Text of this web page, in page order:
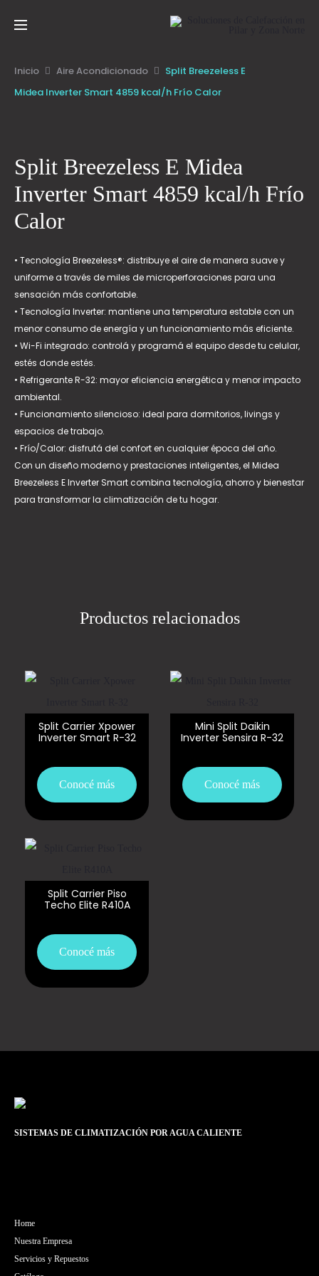
Inicio Aire Acondicionado
Split Breezeless E
Midea Inverter Smart 4859 kcal/h Frío Calor
Split Breezeless E Midea
Inverter Smart 4859 kcal/h Frío
Calor
• Tecnología Breezeless®: distribuye el aire de manera suave y
uniforme a través de miles de microperforaciones para una
sensación más confortable.
• Tecnología Inverter: mantiene una temperatura estable con un
menor consumo de energía y un funcionamiento más eficiente.
• Wi-Fi integrado: controlá y programá el equipo desde tu celular,
estés donde estés.
• Refrigerante R-32: mayor eficiencia energética y menor impacto
ambiental.
• Funcionamiento silencioso: ideal para dormitorios, livings y
espacios de trabajo.
• Frío/Calor: disfrutá del confort en cualquier época del año.
Con un diseño moderno y prestaciones inteligentes, el Midea
Breezeless E Inverter Smart combina tecnología, ahorro y bienestar
para transformar la climatización de tu hogar.
Productos relacionados
Conocé más
Split Carrier Xpower
Inverter Smart R-32
Conocé más
Mini Split Daikin
Inverter Sensira R-32
Conocé más
Split Carrier Piso
Techo Elite R410A
SISTEMAS DE CLIMATIZACIÓN POR AGUA CALIENTE
Home
Nuestra Empresa
Servicios y Repuestos